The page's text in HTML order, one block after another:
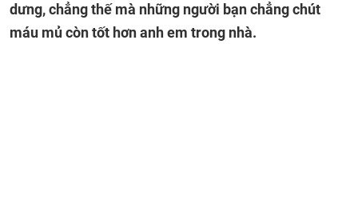
dưng, chẳng thế mà những người bạn chẳng chút
máu mủ còn tốt hơn anh em trong nhà.